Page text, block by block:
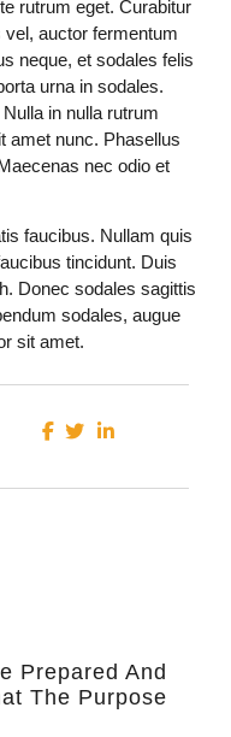
rutrum eget. Curabitur
auctor fermentum
neque, et sodales felis
urna in sodales.
in nulla rutrum
amet nunc. Phasellus
nec odio et
faucibus. Nullam quis
tincidunt. Duis
Donec sodales sagittis
sodales, augue
sit amet.
Prepared And
The Purpose